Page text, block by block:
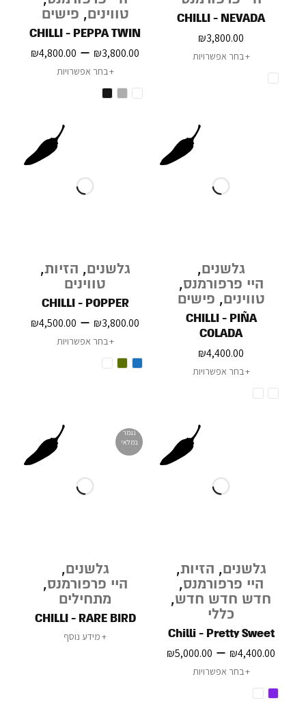
CHILLI - NEVADA
₪3,800.00
בחר אפשרויות
טווינים, פישים
CHILLI - PEPPA TWIN
₪3,800.00
–
₪4,800.00
בחר אפשרויות
גלשנים,
היי פרפורמנס,
טווינים, פישים
CHILLI - PIÑA
COLADA
₪4,400.00
בחר אפשרויות
גלשנים, הזיות,
טווינים
CHILLI - POPPER
₪3,800.00
–
₪4,500.00
בחר אפשרויות
גלשנים, הזיות,
היי פרפורמנס,
חדש חדש חדש,
כללי
Chilli - Pretty Sweet
₪4,400.00
–
₪5,000.00
בחר אפשרויות
נגמר
במלאי
גלשנים,
היי פרפורמנס,
מתחילים
CHILLI - RARE BIRD
מידע נוסף